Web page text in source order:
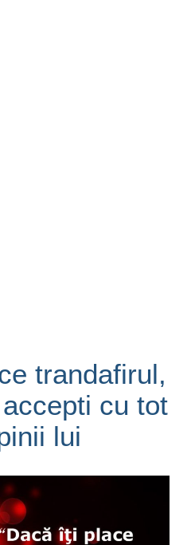
trandafirul,
cu tot
lui